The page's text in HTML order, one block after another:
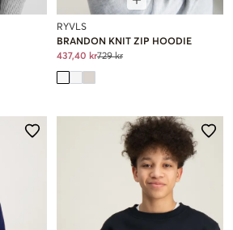
RYVLS
BRANDON KNIT ZIP HOODIE
437,40 kr729 kr